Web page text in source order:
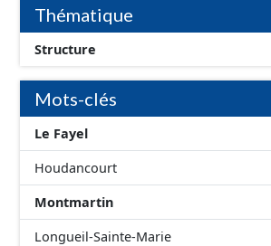
Économiques. Ce lot ne contient pas la
terrains à vocation économique à ce
delà des prescriptions du CNIG se
Thématique
Structure
Mots-clés
Le Fayel
Houdancourt
Montmartin
Longueil-Sainte-Marie